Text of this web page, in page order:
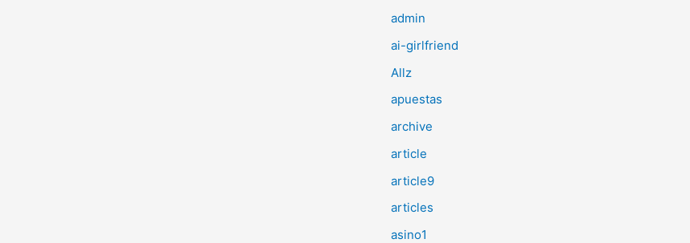
admin
ai-girlfriend
Allz
apuestas
archive
article
article9
articles
asino1